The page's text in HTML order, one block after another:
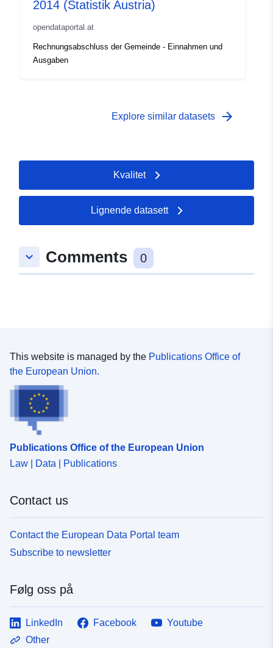
2014 (Statistik Austria)
opendataportal.at
Rechnungsabschluss der Gemeinde - Einnahmen und
Ausgaben
Explore similar datasets arrow_forward
Kvalitet
Lignende datasett
keyboard_arrow_down Comments 0
This website is managed by the Publications Office of
the European Union.
Publications Office of the European Union
Law | Data | Publications
Contact us
Contact the European Data Portal team
Subscribe to newsletter
Følg oss på
LinkedIn Facebook
Youtube
Other